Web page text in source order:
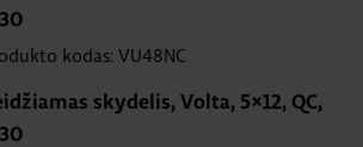
kodas: VU48NC
skydelis, Volta, 5×12, QC,